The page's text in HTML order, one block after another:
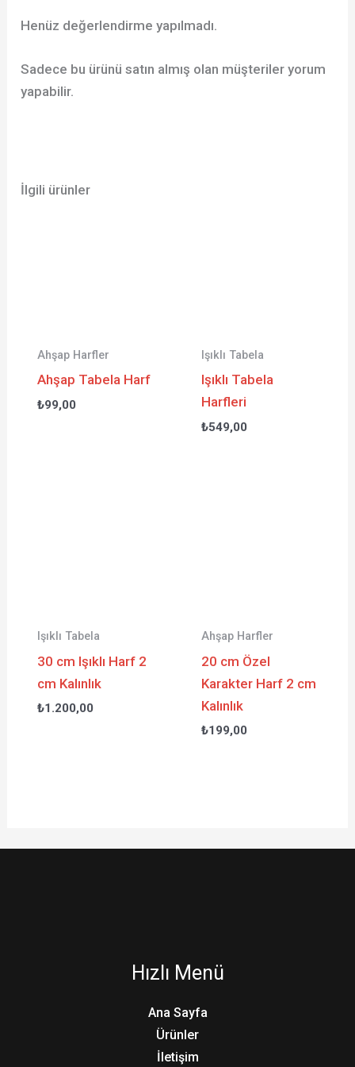
Henüz değerlendirme yapılmadı.
Sadece bu ürünü satın almış olan müşteriler yorum
yapabilir.
İlgili ürünler
Ahşap Harfler
Ahşap Tabela Harf
₺99,00
Işıklı Tabela
Işıklı Tabela
Harfleri
₺549,00
Işıklı Tabela
30 cm Işıklı Harf 2
cm Kalınlık
₺1.200,00
Ahşap Harfler
20 cm Özel
Karakter Harf 2 cm
Kalınlık
₺199,00
Hızlı Menü
Ana Sayfa
Ürünler
İletişim